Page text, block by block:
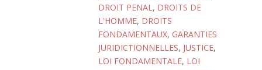
DROIT PENAL, DROITS DE
L'HOMME, DROITS
FONDAMENTAUX, GARANTIES
JURIDICTIONNELLES, JUSTICE,
LOI FONDAMENTALE, LOI